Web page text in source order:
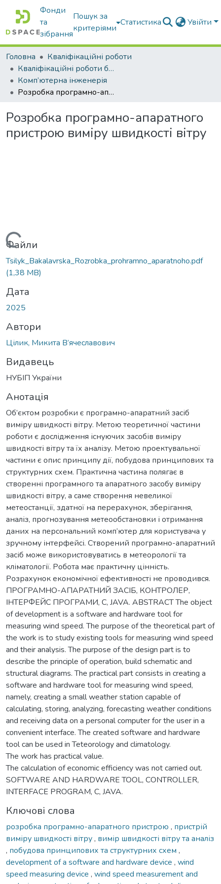
Фонди
та
зібрання
Пошук за
критеріями
Статистика Увійти
Головна
Кваліфікаційні роботи
Кваліфікаційні роботи бакалаврів
Комп’ютерна інженерія
Розробка програмно-апаратного пристрою виміру швидкості вітру
Розробка програмно-апаратного
пристрою виміру швидкості вітру
Вантажиться...
Файли
Tsilyk_Bakalavrska_Rozrobka_prohramno_aparatnoho.pdf
(1,38 MB)
Дата
2025
Автори
Цілик, Микита В’ячеславович
Видавець
НУБІП України
Анотація
Об’єктом розробки є програмно-апаратний засіб
виміру швидкості вітру. Метою теоретичної частини
роботи є дослідження існуючих засобів виміру
швидкості вітру та їх аналізу. Метою проектувальної
частини є опис принципу дії, побудова принципових та
структурних схем. Практична частина полягає в
створенні програмного та апаратного засобу виміру
швидкості вітру, а саме створення невеликої
метеостанції, здатної на перерахунок, зберігання,
аналіз, прогнозування метеообстановки і отримання
даних на персональний комп’ютер для користувача у
зручному інтерфейсі. Створений програмно-апаратний
засіб може використовуватись в метеорології та
кліматології. Робота має практичну цінність.
Розрахунок економічної ефективності не проводився.
ПРОГРАМНО-АПАРАТНИЙ ЗАСІБ, КОНТРОЛЕР,
ІНТЕРФЕЙС ПРОГРАМИ, С, JAVA. ABSTRACT The object
of development is a software and hardware tool for
measuring wind speed. The purpose of the theoretical part of
the work is to study existing tools for measuring wind speed
and their analysis. The purpose of the design part is to
describe the principle of operation, build schematic and
structural diagrams. The practical part consists in creating a
software and hardware tool for measuring wind speed,
namely, creating a small weather station capable of
calculating, storing, analyzing, forecasting weather conditions
and receiving data on a personal computer for the user in a
convenient interface. The created software and hardware
tool can be used in Teteorology and climatology.
The work has practical value.
The calculation of economic efficiency was not carried out.
SOFTWARE AND HARDWARE TOOL, CONTROLLER,
INTERFACE PROGRAM, C, JAVA.
Ключові слова
розробка програмно-апаратного пристрою , пристрій
виміру швидкості вітру, вимір швидкості вітру та аналіз
, побудова принципових та структурних схем ,
development of a software and hardware device , wind
speed measuring device , wind speed measurement and